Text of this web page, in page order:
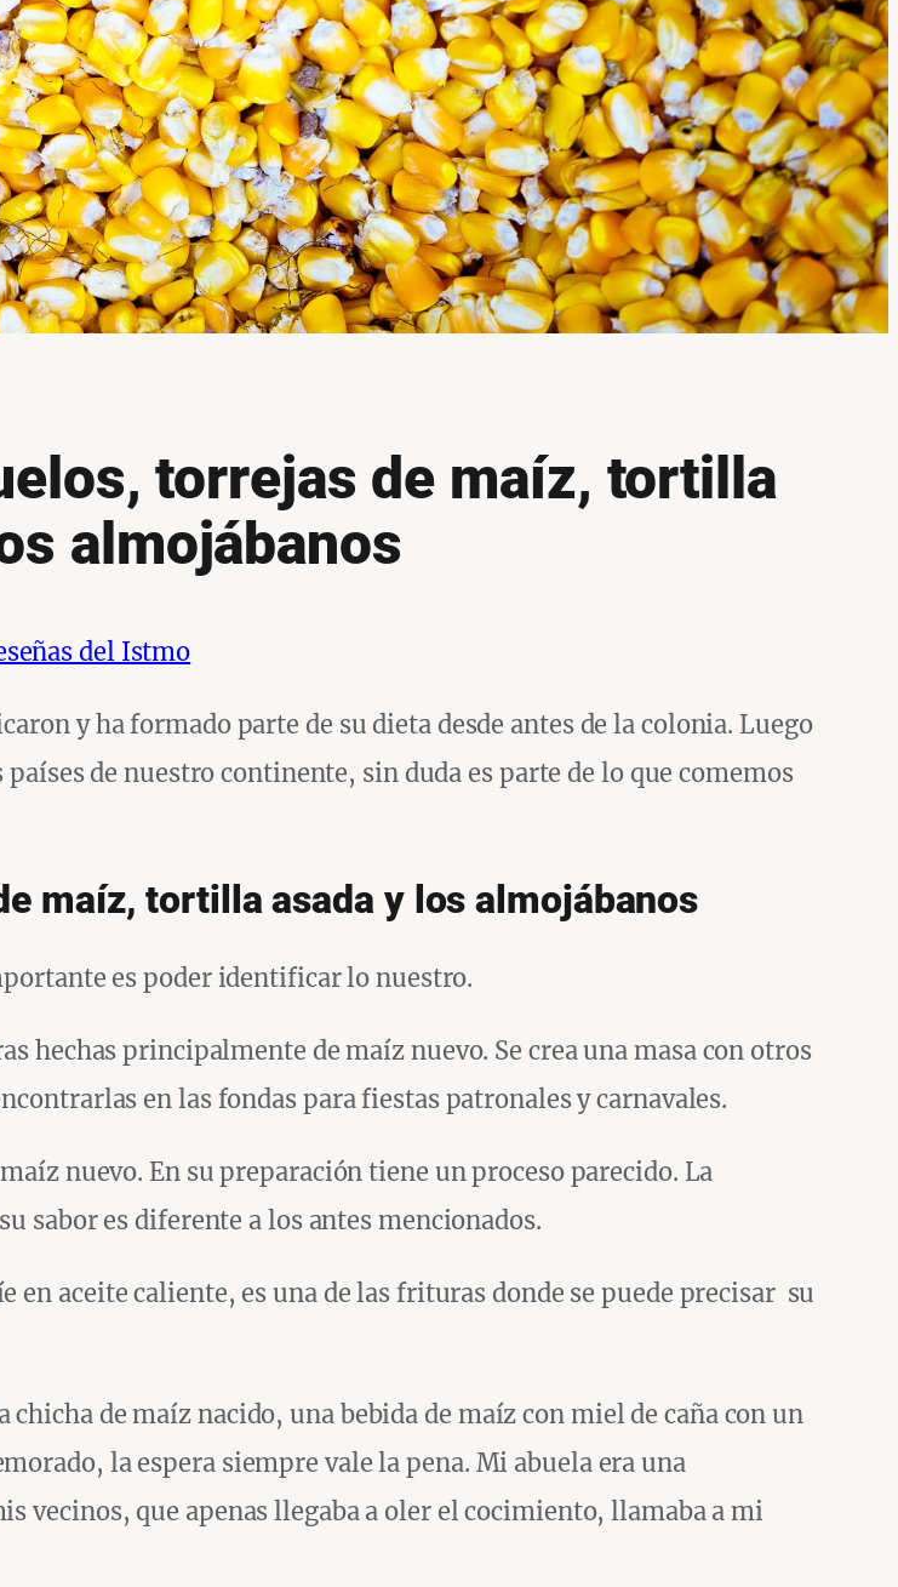
torrejas de maíz, tortilla
almojábanos
del Istmo
y ha formado parte de su dieta desde antes de la colonia. Luego
de nuestro continente, sin duda es parte de lo que comemos
maíz, tortilla asada y los almojábanos
es poder identificar lo nuestro.
hechas principalmente de maíz nuevo. Se crea una masa con otros
en las fondas para fiestas patronales y carnavales.
nuevo. En su preparación tiene un proceso parecido. La
sabor es diferente a los antes mencionados.
en aceite caliente, es una de las frituras donde se puede precisar su
de maíz nacido, una bebida de maíz con miel de caña con un
la espera siempre vale la pena. Mi abuela era una
vecinos, que apenas llegaba a oler el cocimiento, llamaba a mi